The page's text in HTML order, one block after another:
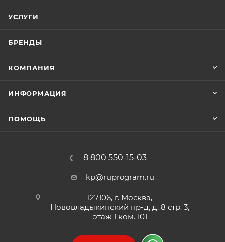
УСЛУГИ
БРЕНДЫ
КОМПАНИЯ
ИНФОРМАЦИЯ
ПОМОЩЬ
8 800 550-15-03
kp@ruprogram.ru
127106, г. Москва,
Нововладыкинский пр-д, д. 8 стр. 3,
этаж 1 ком. 101